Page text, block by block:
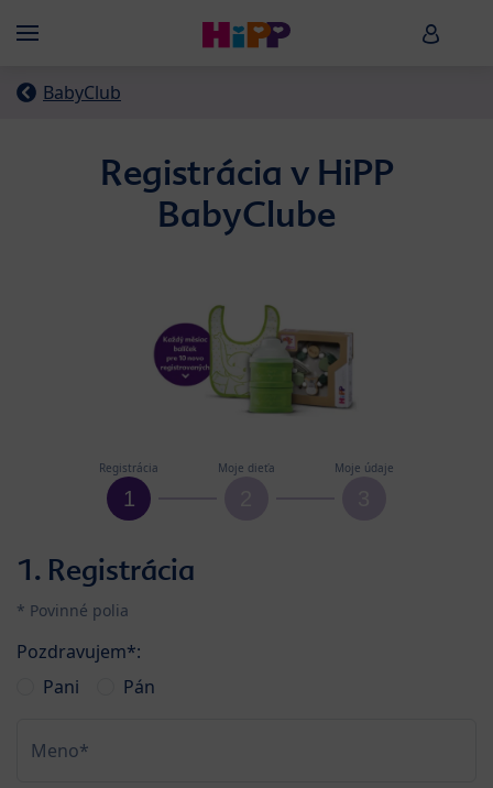
Menü HiPP
BabyClub
Registrácia v HiPP
BabyClube
Registrácia Moje dieťa Moje údaje
1. Registrácia
* Povinné polia
Pozdravujem*:
Pani
Pán
Meno*